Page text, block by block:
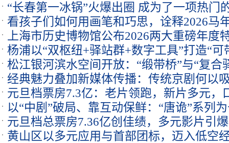
“长春第一冰锅”火爆出圈 成为了一项热门
看孩子们如何用画笔和巧思，诠释2026马
上海市历史博物馆公布2026两大重磅年度
杨浦以“双枢纽+驿站群+数字工具”打造“可
松江银河滨水空间开放：“缎带桥”与“复合
标经典魅力叠加新媒体传播：传统京剧何以
剧场
元旦档票房7.3亿：老片领跑，新片多元，
象以“中剧”破局、靠互动保鲜：“唐诡”系列
式元旦档总票房7.36亿创佳绩，多元影片引
黄山区以多元应用与首部团标，迈入低空